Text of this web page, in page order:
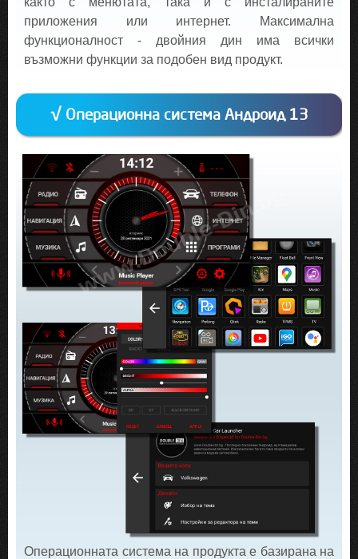
приложения или интернет. Максимална
функционалност - двойния дин има всички
възможни функции за подобен вид продукт.
√ Операционна система Андроид 13
Операционната система на продукта е базирана на